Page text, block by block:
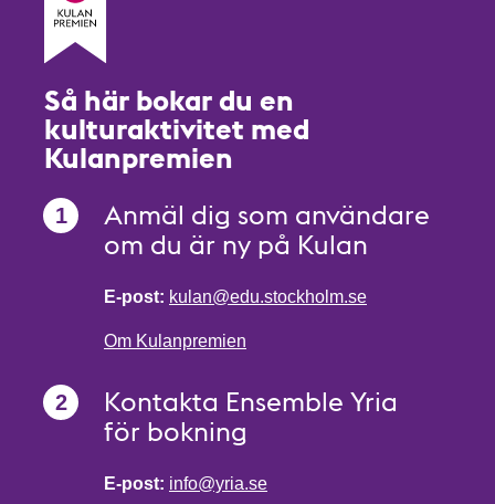
Så här bokar du en
kulturaktivitet med
Kulanpremien
Anmäl dig som användare
om du är ny på Kulan
E-post: kulan@edu.stockholm.se
Om Kulanpremien
Kontakta Ensemble Yria
för bokning
E-post: info@yria.se